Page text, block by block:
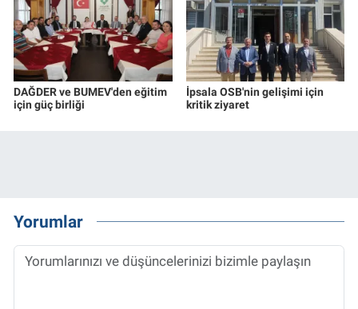
DAĞDER ve BUMEV'den eğitim
için güç birliği
İpsala OSB'nin gelişimi için
kritik ziyaret
Yorumlar